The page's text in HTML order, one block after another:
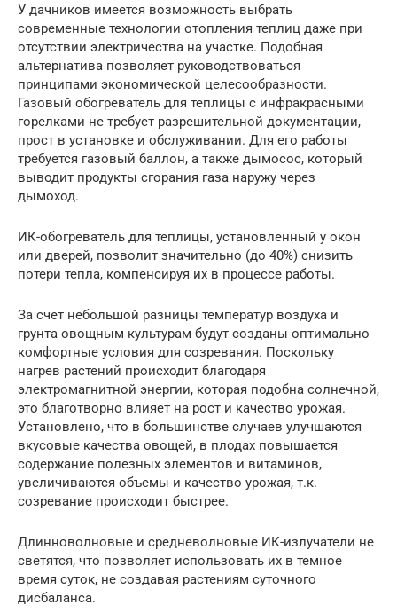
У дачников имеется возможность выбрать
современные технологии отопления теплиц даже при
отсутствии электричества на участке. Подобная
альтернатива позволяет руководствоваться
принципами экономической целесообразности.
Газовый обогреватель для теплицы с инфракрасными
горелками не требует разрешительной документации,
прост в установке и обслуживании. Для его работы
требуется газовый баллон, а также дымосос, который
выводит продукты сгорания газа наружу через
дымоход.
ИК-обогреватель для теплицы, установленный у окон
или дверей, позволит значительно (до 40%) снизить
потери тепла, компенсируя их в процессе работы.
За счет небольшой разницы температур воздуха и
грунта овощным культурам будут созданы оптимально
комфортные условия для созревания. Поскольку
нагрев растений происходит благодаря
электромагнитной энергии, которая подобна солнечной,
это благотворно влияет на рост и качество урожая.
Установлено, что в большинстве случаев улучшаются
вкусовые качества овощей, в плодах повышается
содержание полезных элементов и витаминов,
увеличиваются объемы и качество урожая, т.к.
созревание происходит быстрее.
Длинноволновые и средневолновые ИК-излучатели не
светятся, что позволяет использовать их в темное
время суток, не создавая растениям суточного
дисбаланса.